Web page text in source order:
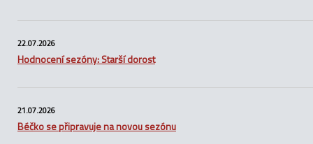
22.07.2026
Hodnocení sezóny: Starší dorost
21.07.2026
Béčko se připravuje na novou sezónu